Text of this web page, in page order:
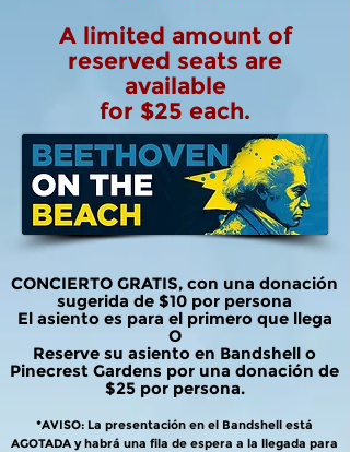
A limited amount of
reserved seats are
available
for $25 each.
CONCIERTO GRATIS, con una donación
sugerida de $10 por persona
El asiento es para el primero que llega
O
Reserve su asiento en Bandshell o
Pinecrest Gardens por una donación de
$25 por persona.
*AVISO: La presentación en el Bandshell está
AGOTADA y habrá una fila de espera a la llegada para